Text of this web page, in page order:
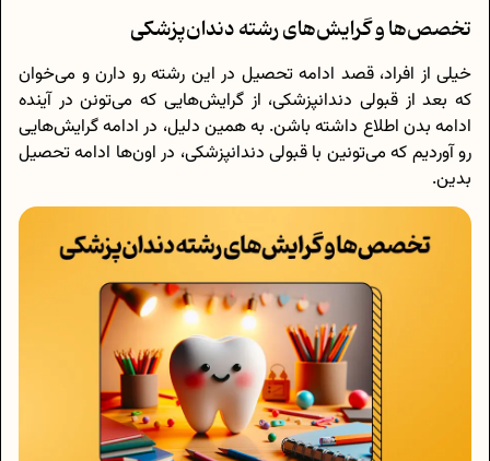
تخصص‌ها و گرایش‌های رشته دندان‌پزشکی
خیلی از افراد، قصد ادامه تحصیل در این رشته رو دارن و می‌خوان
که بعد از قبولی‌ دندانپزشکی، از گرایش‌هایی که می‌تونن در آینده
ادامه بدن اطلاع داشته باشن. به همین دلیل، در ادامه گرایش‌هایی
رو آوردیم که می‌تونین با قبولی دندانپزشکی، در اون‌ها ادامه تحصیل
بدین.